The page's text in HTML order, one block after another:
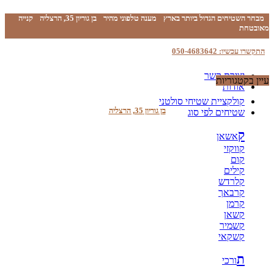
מבחר השטיחים הגדול ביותר בארץ מענה טלפוני מהיר בן גוריון 35, הרצליה
קנייה
מאובטחת
התקשרו עכשיו: 050-4683642
יצירת קשר
אודות
בן גוריון 35, הרצליה
עיין בקטגוריות
קולקציית שטיחי סולטני
שטיחים לפי סוג
קאשאן
קווקזי
קום
קילים
קלרדש
קרבאך
קרמן
קשאן
קשמיר
קשקאי
תורכי